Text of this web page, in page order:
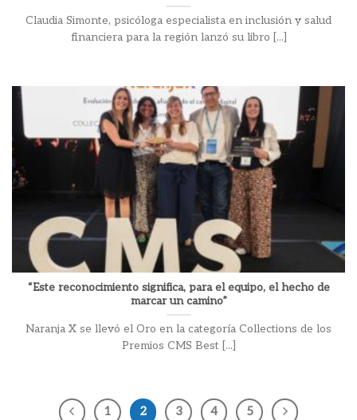
Claudia Simonte, psicóloga especialista en inclusión y salud
financiera para la región lanzó su libro [...]
“Este reconocimiento significa, para el equipo, el hecho de
marcar un camino”
Naranja X se llevó el Oro en la categoría Collections de los
Premios CMS Best [...]
1 2 3 4 5